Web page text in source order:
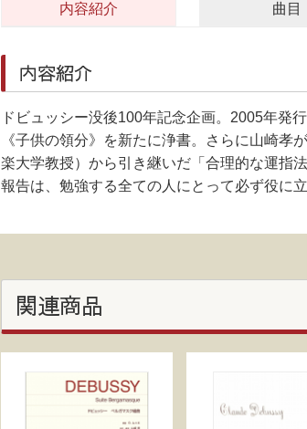
内容紹介 曲目
内容紹介
ドビュッシー没後100年記念企画。2005年発
《子供の領分》を新たに浄書。さらに山崎
楽大学教授）から引き継いだ「合理的な運指
報告は、勉強する全ての人にとって必ず役に立
関連商品